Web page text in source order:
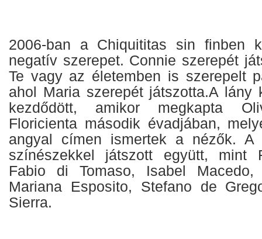
2006-ban a Chiquititas sin finben
negatív szerepet. Connie szerepét
Te vagy az életemben is szerepelt
ahol Maria szerepét játszotta.A lány
kezdődött, amikor megkapta
Floricienta második évadjában,
angyal címen ismertek a nézők. A
színészekkel játszott együtt, mint
Fabio di Tomaso, Isabel Macedo,
Mariana Esposito, Stefano de
Sierra.